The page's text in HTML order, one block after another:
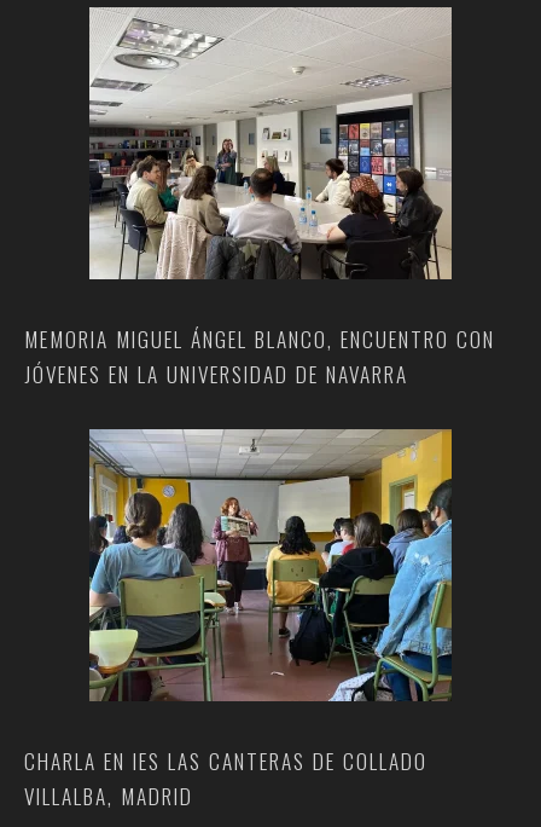
MEMORIA MIGUEL ÁNGEL BLANCO, ENCUENTRO CON
JÓVENES EN LA UNIVERSIDAD DE NAVARRA
CHARLA EN IES LAS CANTERAS DE COLLADO
VILLALBA, MADRID